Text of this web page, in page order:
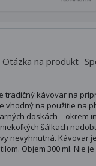
Otázka na produkt
tradičný kávovar na
vhodný na použitie na
doskách – okrem
šálkach
nevyhnutná. Kávovar
Objem 300 ml. Nie